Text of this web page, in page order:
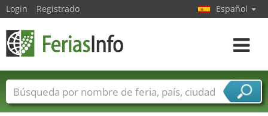
Login Registrado Español
toggle
Nombres de ferias Países
Ciudades